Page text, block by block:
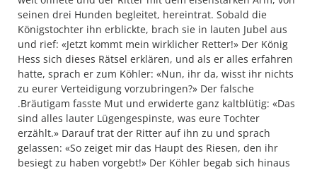
seinen drei Hunden begleitet, hereintrat. Sobald die
Königstochter ihn erblickte, brach sie in lauten Jubel aus
und rief: «Jetzt kommt mein wirklicher Retter!» Der König
Hess sich dieses Rätsel erklären, und als er alles erfahren
hatte, sprach er zum Köhler: «Nun, ihr da, wisst ihr nichts
zu eurer Verteidigung vorzubringen?» Der falsche
.Bräutigam fasste Mut und erwiderte ganz kaltblütig: «Das
sind alles lauter Lügengespinste, was eure Tochter
erzählt.» Darauf trat der Ritter auf ihn zu und sprach
gelassen: «So zeiget mir das Haupt des Riesen, den ihr
besiegt zu haben vorgebt!» Der Köhler begab sich hinaus